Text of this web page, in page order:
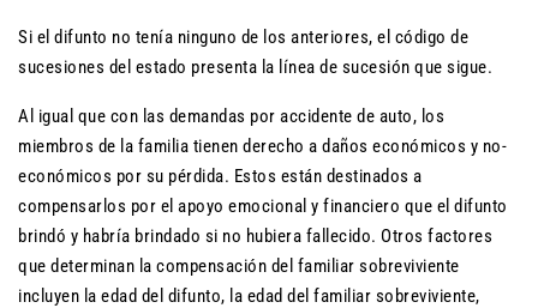
Si el difunto no tenía ninguno de los anteriores, el código de
sucesiones del estado presenta la línea de sucesión que sigue.
Al igual que con las demandas por accidente de auto, los
miembros de la familia tienen derecho a daños económicos y no-
económicos por su pérdida. Estos están destinados a
compensarlos por el apoyo emocional y financiero que el difunto
brindó y habría brindado si no hubiera fallecido. Otros factores
que determinan la compensación del familiar sobreviviente
incluyen la edad del difunto, la edad del familiar sobreviviente,